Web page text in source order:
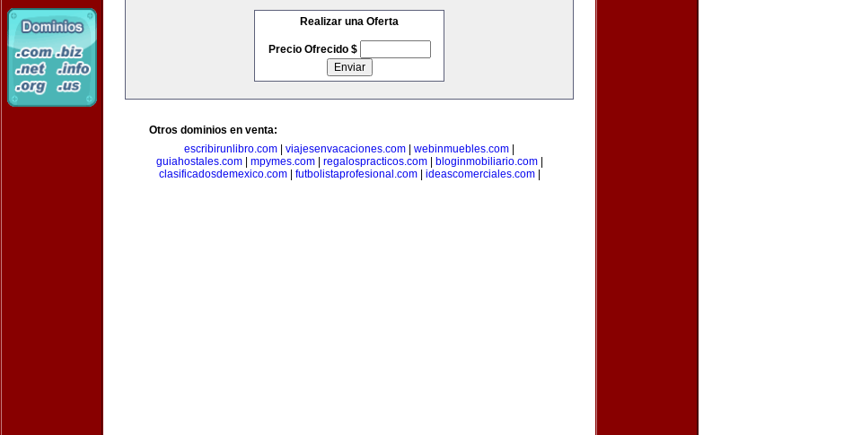
Realizar una Oferta
Precio Ofrecido $
Otros dominios en venta:
escribirunlibro.com
viajesenvacaciones.com webinmuebles.com
guiahostales.com| mpymes.com| regalospracticos.com| bloginmobiliario.com|
clasificadosdemexico.com| futbolistaprofesional.com| ideascomerciales.com|